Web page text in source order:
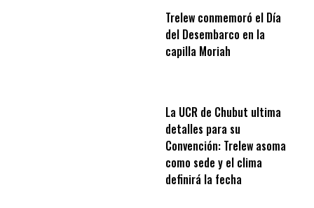
Trelew conmemoró el Día
del Desembarco en la
capilla Moriah
La UCR de Chubut ultima
detalles para su
Convención: Trelew asoma
como sede y el clima
definirá la fecha